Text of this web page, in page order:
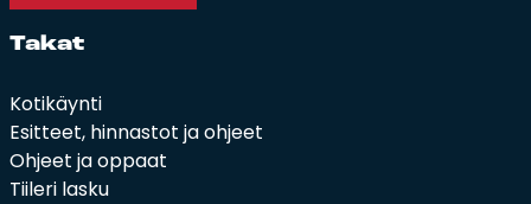
Ta­kat
Kotikäynti
Esitteet, hinnastot ja ohjeet
Ohjeet ja oppaat
Tiileri lasku